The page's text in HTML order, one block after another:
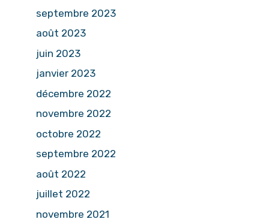
septembre 2023
août 2023
juin 2023
janvier 2023
décembre 2022
novembre 2022
octobre 2022
septembre 2022
août 2022
juillet 2022
novembre 2021